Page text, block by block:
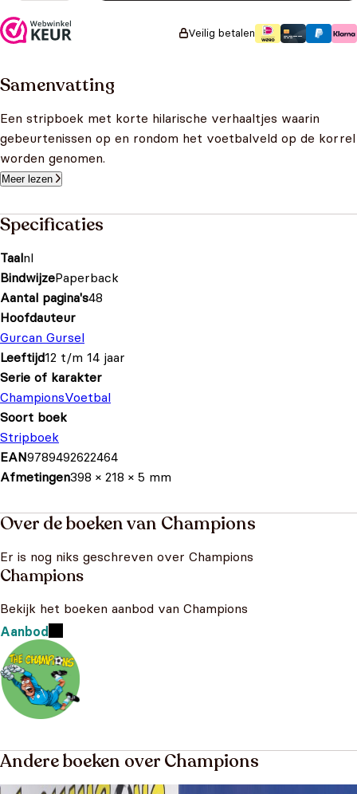
Veilig betalen
Samenvatting
Een stripboek met korte hilarische verhaaltjes waarin
gebeurtenissen op en rondom het voetbalveld op de korrel
worden genomen.
Meer lezen
Specificaties
Taalnl
BindwijzePaperback
Aantal pagina's48
Hoofdauteur
Gurcan Gursel
Leeftijd12 t/m 14 jaar
Serie of karakter
ChampionsVoetbal
Soort boek
Stripboek
EAN9789492622464
Afmetingen398 × 218 × 5 mm
Over de boeken van Champions
Er is nog niks geschreven over Champions
Champions
Bekijk het boeken aanbod van Champions
Aanbod
Andere boeken over Champions